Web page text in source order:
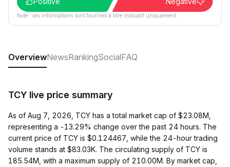
Note : ces informations sont fournies à titre indicatif uniquement.
OverviewNewsRankingSocialFAQ
TCY live price summary
As of Aug 7, 2026, TCY has a total market cap of $23.08M,
representing a -13.29% change over the past 24 hours. The
current price of TCY is $0.124467, while the 24-hour trading
volume stands at $83.03K. The circulating supply of TCY is
185.54M, with a maximum supply of 210.00M. By market cap,